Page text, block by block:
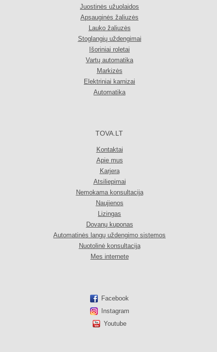
Juostinės užuolaidos
Apsauginės žaliuzės
Lauko žaliuzės
Stoglangių uždengimai
Išoriniai roletai
Vartų automatika
Markizės
Elektriniai karnizai
Automatika
TOVA.LT
Kontaktai
Apie mus
Karjera
Atsiliepimai
Nemokama konsultacija
Naujienos
Lizingas
Dovanų kuponas
Automatinės langų uždengimo sistemos
Nuotolinė konsultacija
Mes internete
Facebook
Instagram
Youtube